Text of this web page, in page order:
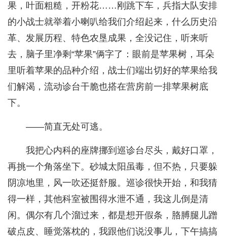
果，叶面粗糙，开粉花……刚跳下车，兵指大队安排
的小战士就举着小喇叭给我们介绍起来，什么历史沿
革、发展历程、特色农垦成果，全没记住，听来听
去，脑子里净剩“苹果”俩字了：眼前是苹果树，耳朵
里听着苹果的品种介绍，战士们端出切好的苹果给我
们解渴，流动诊台干脆也搭在营房前一排苹果树底
下。
——简直无处可逃。
我把心内科的座牌挪到巡诊台尽头，戴好口罩，
再挑一个角落坐下。砂城太阳虽毒，但不热，只要躲
阴凉地里，风一吹还挺舒服。巡诊很快开始，和我猜
得一样，其他科室被围得水泄不通，我这儿倒是清
闲。偶尔有几个溜过来，都是想开假条，胳膊腿儿蹭
破点皮、睡觉落枕的，我跟他们说没事儿，下午搞搞